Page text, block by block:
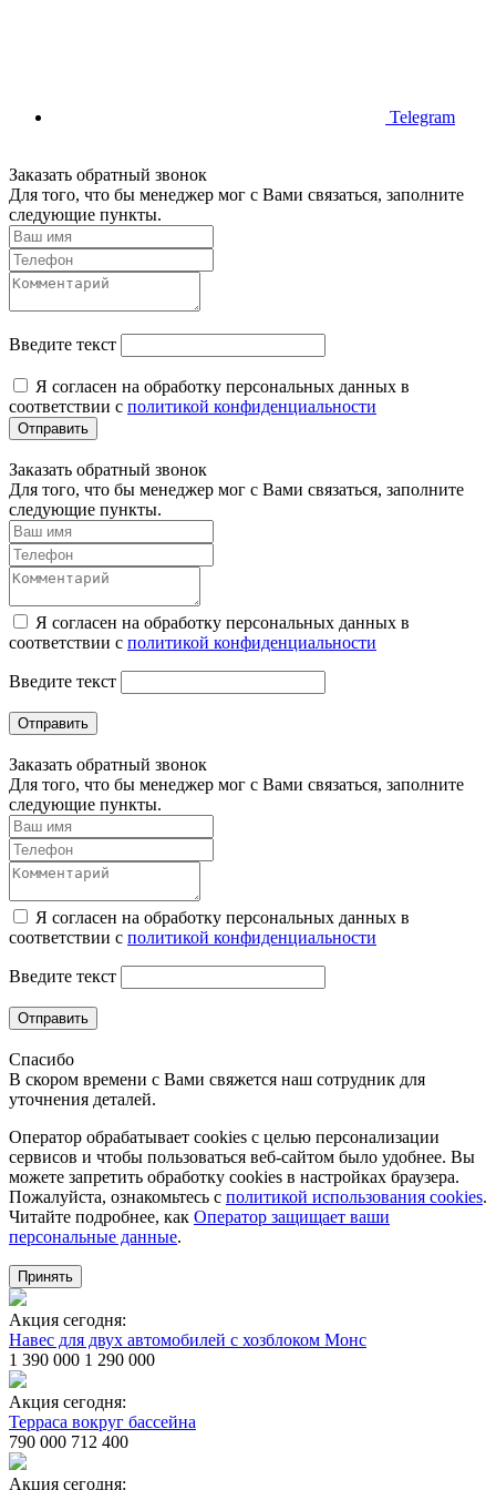
Telegram
Заказать обратный звонок
Для того, что бы менеджер мог с Вами связаться, заполните
следующие пункты.
Введите текст
Я согласен на обработку персональных данных в
соответствии с политикой конфиденциальности
Отправить
Заказать обратный звонок
Для того, что бы менеджер мог с Вами связаться, заполните
следующие пункты.
Я согласен на обработку персональных данных в
соответствии с политикой конфиденциальности
Введите текст
Отправить
Заказать обратный звонок
Для того, что бы менеджер мог с Вами связаться, заполните
следующие пункты.
Я согласен на обработку персональных данных в
соответствии с политикой конфиденциальности
Введите текст
Отправить
Спасибо
В скором времени с Вами свяжется наш сотрудник для
уточнения деталей.
Оператор обрабатывает cookies с целью персонализации
сервисов и чтобы пользоваться веб-сайтом было удобнее. Вы
можете запретить обработку сookies в настройках браузера.
Пожалуйста, ознакомьтесь с политикой использования cookies.
Читайте подробнее, как Оператор защищает ваши
персональные данные.
Принять
Акция сегодня:
Навес для двух автомобилей с хозблоком Монс
1 390 000 1 290 000
Акция сегодня:
Терраса вокруг бассейна
790 000 712 400
Акция сегодня: